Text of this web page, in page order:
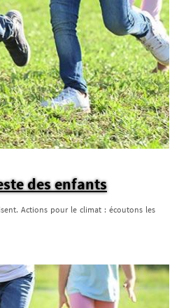
des enfants
Actions pour le climat : écoutons les